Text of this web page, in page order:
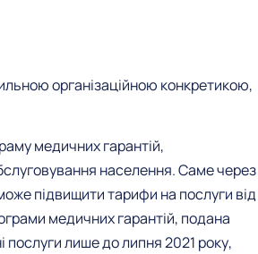
організаційною конкретикою,
медичних гарантій,
населення. Саме через
підвищити тарифи на послуги від
медичних гарантій, подана
лише до липня 2021 року,